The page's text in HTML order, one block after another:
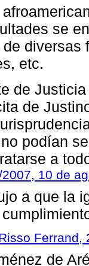
se
etc.
de
de
podían
a
10 de
a que la
Ferrand,
de